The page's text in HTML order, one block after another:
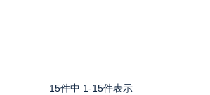
15件中 1-15件表示